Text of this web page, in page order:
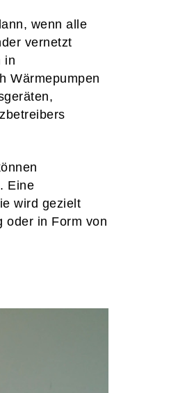
wenn alle
vernetzt
in
Wärmepumpen
Eine
wird gezielt
oder in Form von